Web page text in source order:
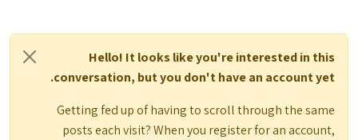
Hello! It looks like you're interested in this
conversation, but you don't have an account yet.
Getting fed up of having to scroll through the same
posts each visit? When you register for an account,